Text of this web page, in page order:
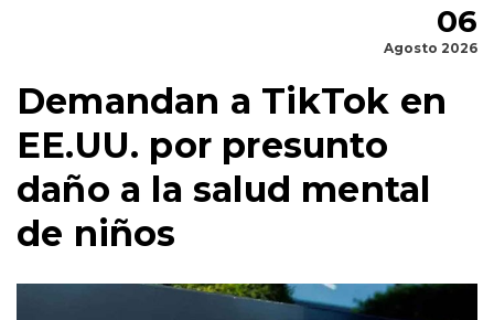
06
Agosto 2026
Demandan a TikTok en
EE.UU. por presunto
daño a la salud mental
de niños